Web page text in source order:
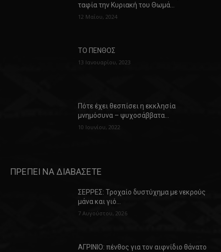
ταφία την Κυριακή του Θωμά…
12 Μαΐου, 2024
ΤΟ ΠΕΝΘΟΣ
13 Ιανουαρίου, 2023
Πότε έχει θεσπίσει η εκκλησία
μνημόσυνα – ψυχοσάββατα…
10 Ιουνίου, 2022
ΠΡΕΠΕΙ ΝΑ ΔΙΑΒΑΣΕΤΕ
ΣΕΡΡΕΣ: Τροχαίο δυστύχημα με νεκρούς
μάνα και γιό…
7 Αυγούστου, 2026
ΑΓΡΙΝΙΟ: πένθος για τον αιφνίδιο θάνατο